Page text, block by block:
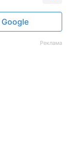
Google
Реклама